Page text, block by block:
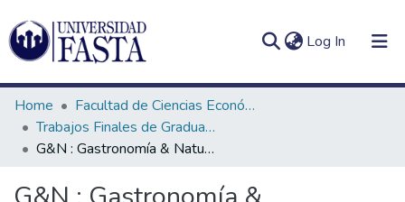
Log In (current)
Communities
In
(current)
Home
Facultad de Ciencias Económicas
Trabajos Finales de Graduación de Licenciatura en Turismo
G&N : Gastronomía & Naturaleza